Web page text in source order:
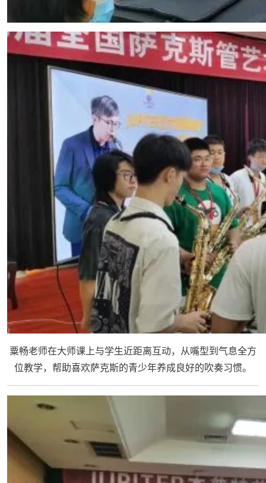
粟畅老师在大师课上与学生近距离互动，从嘴型到气息全方
位教学，帮助喜欢萨克斯的青少年养成良好的吹奏习惯。